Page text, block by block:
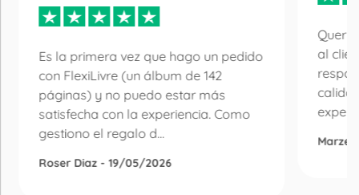
Es la primera vez que hago un pedido
con FlexiLivre (un álbum de 142
páginas) y no puedo estar más
satisfecha con la experiencia. Como
gestiono el regalo d...
Roser Diaz - 19/05/2026
al